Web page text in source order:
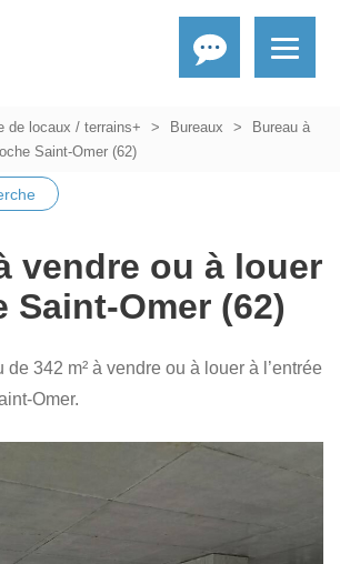
de locaux / terrains+ Bureaux
Bureau à
Saint-Omer (62)
vendre ou à louer
Saint-Omer (62)
de 342 m² à vendre ou à louer à l’entrée
Omer.